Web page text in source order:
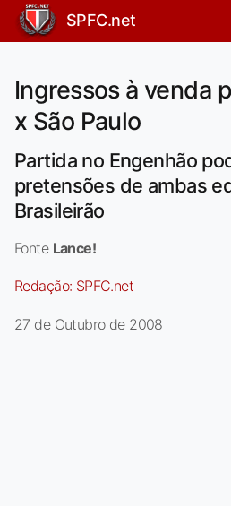
SPFC.net
Ingressos à venda
x São Paulo
Partida no Engenhão
pretensões de ambas
Brasileirão
Fonte Lance!
Redação: SPFC.net
27 de Outubro de 2008